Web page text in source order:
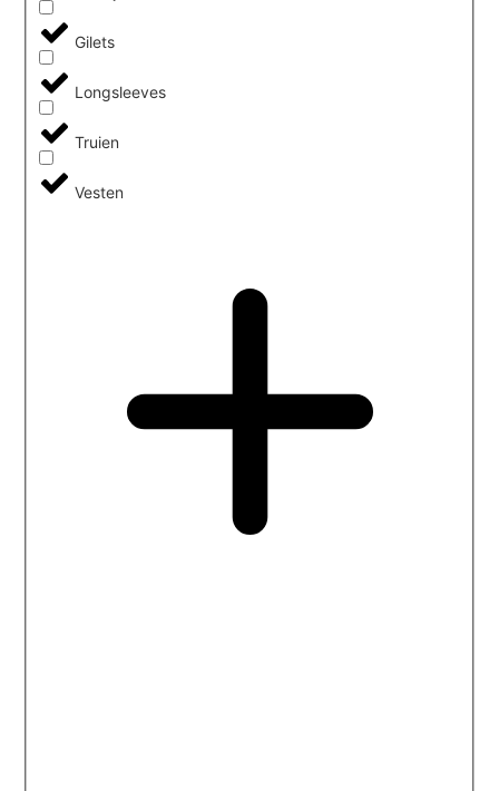
Gilets
Longsleeves
Truien
Vesten